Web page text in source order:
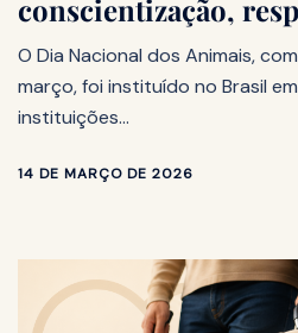
conscientização,
O Dia Nacional dos Animais,
março, foi instituído no Brasil
instituições…
14 DE MARÇO DE 2026